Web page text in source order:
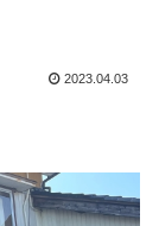
2023.04.03